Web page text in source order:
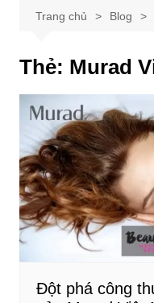
Trang chủ Blog
Thẻ: Murad
Đột phá công